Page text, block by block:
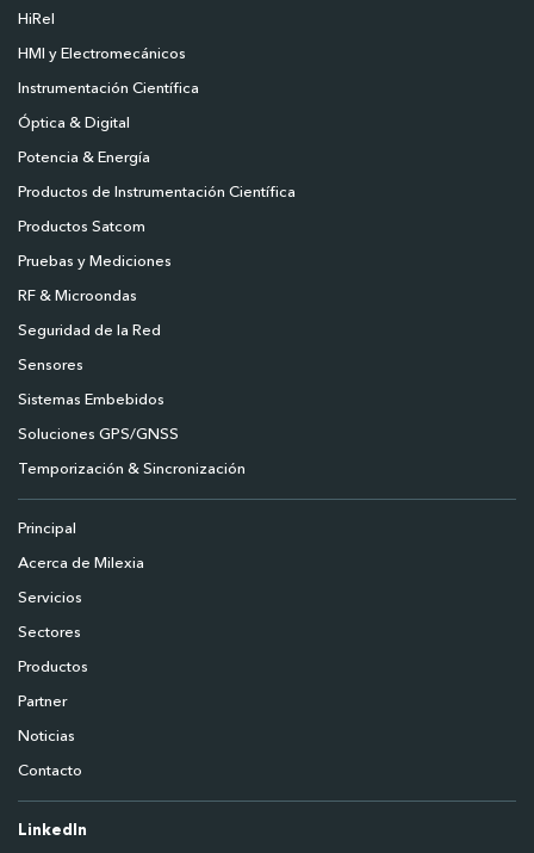
HiRel
HMI y Electromecánicos
Instrumentación Científica
Óptica & Digital
Potencia & Energía
Productos de Instrumentación Científica
Productos Satcom
Pruebas y Mediciones
RF & Microondas
Seguridad de la Red
Sensores
Sistemas Embebidos
Soluciones GPS/GNSS
Temporización & Sincronización
Principal
Acerca de Milexia
Servicios
Sectores
Productos
Partner
Noticias
Contacto
LinkedIn